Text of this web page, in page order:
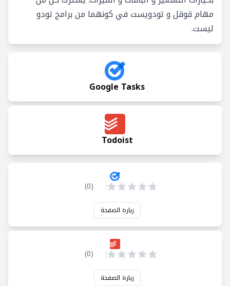
مهام قوقل و تودويست في كونهما من برامج تودو
ليست.
Google Tasks
Todoist
(
0
)
زيارة الصفحة
(
0
)
زيارة الصفحة